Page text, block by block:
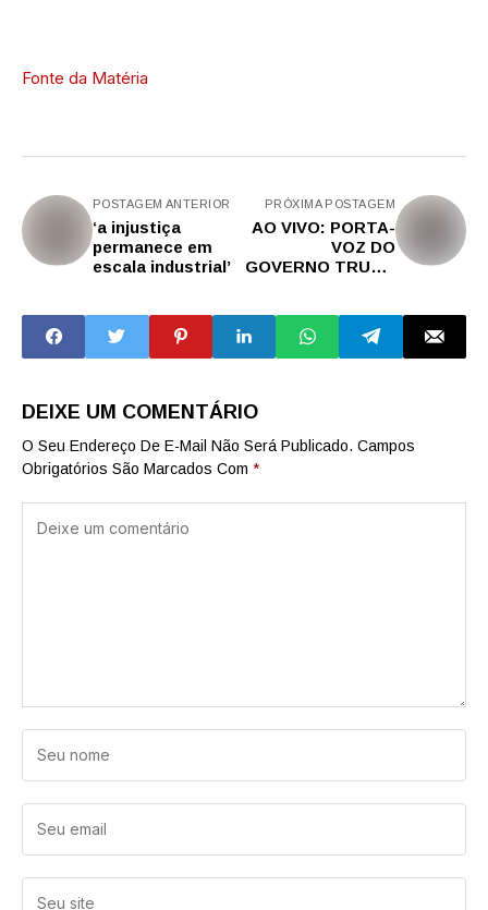
Fonte da Matéria
POSTAGEM ANTERIOR
‘a injustiça
permanece em
escala industrial’
PRÓXIMA POSTAGEM
AO VIVO: PORTA-
VOZ DO
GOVERNO TRUMP
NTO DA USAID,
FAZ NOVAS
DENÚNCIAS E
DEIXE UM COMENTÁRIO
O Seu Endereço De E-Mail Não Será Publicado. Campos
Obrigatórios São Marcados Com *